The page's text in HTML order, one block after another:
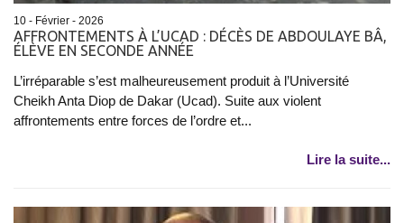
10 - Février - 2026
AFFRONTEMENTS À L’UCAD : DÉCÈS DE ABDOULAYE BÂ,
ÉLÈVE EN SECONDE ANNÉE
L’irréparable s’est malheureusement produit à l’Université
Cheikh Anta Diop de Dakar (Ucad). Suite aux violent
affrontements entre forces de l’ordre et...
Lire la suite...